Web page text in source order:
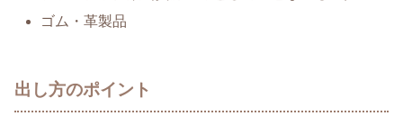
ゴム・革製品
出し方のポイント